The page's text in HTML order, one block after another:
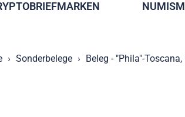
Sonderbelege Beleg - "Phila"-